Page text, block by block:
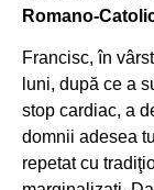
Romano-
Francisc, în
luni, după ce a
stop cardiac, a
domnii adesea
repetat cu